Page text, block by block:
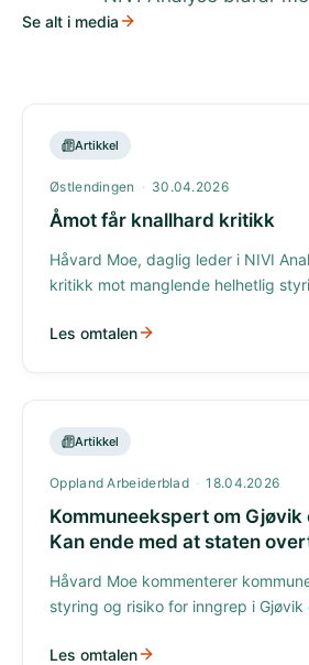
Se alt i media
Artikkel
Østlendingen · 30.04.2026
Åmot får knallhard kritikk
Håvard Moe, daglig leder i NIVI
kritikk mot manglende helhetlig
Les omtalen
Artikkel
Oppland Arbeiderblad · 18.04.2026
Kommuneekspert om Gjøvik
Kan ende med at staten
Håvard Moe kommenterer
styring og risiko for inngrep i
Les omtalen